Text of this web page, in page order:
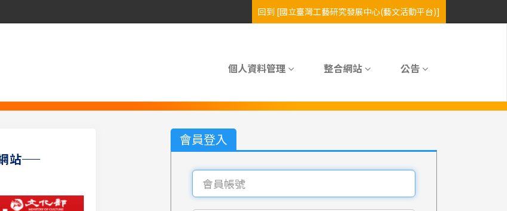
個人資料管理 整合網站 公告
會員登入
站